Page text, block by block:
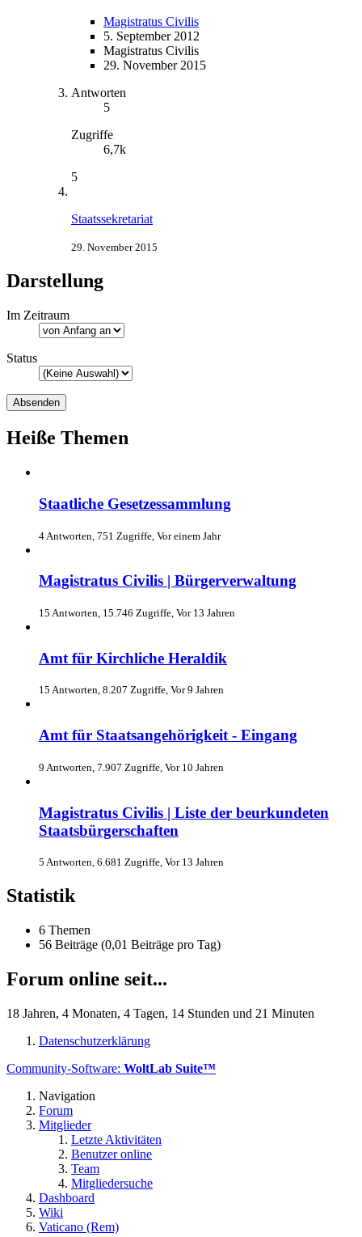
Magistratus Civilis
5. September 2012
Magistratus Civilis
29. November 2015
Antworten
5
Zugriffe
6,7k
5
Staatssekretariat
29. November 2015
Darstellung
Im Zeitraum
Status
Heiße Themen
Staatliche Gesetzessammlung
4 Antworten, 751 Zugriffe, Vor einem Jahr
Magistratus Civilis | Bürgerverwaltung
15 Antworten, 15.746 Zugriffe, Vor 13 Jahren
Amt für Kirchliche Heraldik
15 Antworten, 8.207 Zugriffe, Vor 9 Jahren
Amt für Staatsangehörigkeit - Eingang
9 Antworten, 7.907 Zugriffe, Vor 10 Jahren
Magistratus Civilis | Liste der beurkundeten
Staatsbürgerschaften
5 Antworten, 6.681 Zugriffe, Vor 13 Jahren
Statistik
6 Themen
56 Beiträge (0,01 Beiträge pro Tag)
Forum online seit...
18 Jahren, 4 Monaten, 4 Tagen, 14 Stunden und 21 Minuten
Datenschutzerklärung
Community-Software: WoltLab Suite™
Navigation
Forum
Mitglieder
Letzte Aktivitäten
Benutzer online
Team
Mitgliedersuche
Dashboard
Wiki
Vaticano (Rem)